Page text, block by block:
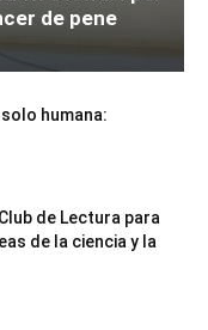
de pene
humana:
de Lectura para
de la ciencia y la